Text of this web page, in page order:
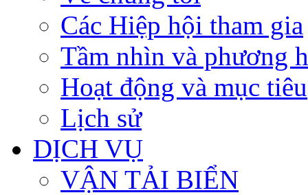
Các Hiệp hội tham gia
Tầm nhìn và phương
Hoạt động và mục tiêu
Lịch sử
DỊCH VỤ
VẬN TẢI BIỂN